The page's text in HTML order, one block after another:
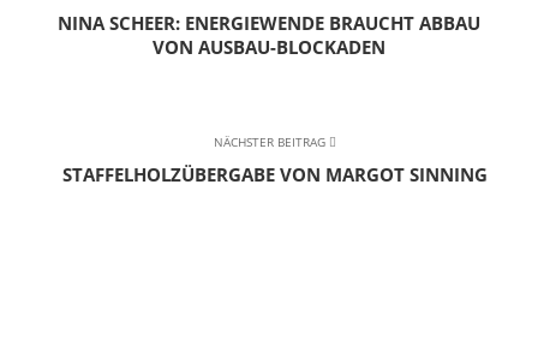
NINA SCHEER: ENERGIEWENDE BRAUCHT ABBAU
VON AUSBAU-BLOCKADEN
NÄCHSTER BEITRAG
STAFFELHOLZÜBERGABE VON MARGOT SINNING